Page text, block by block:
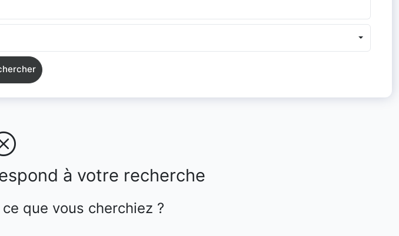
à votre recherche
que vous cherchiez ?